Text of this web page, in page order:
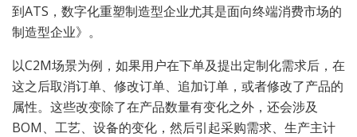
到ATS，数字化重塑制造型企业尤其是面向终端消费市场的
制造型企业》。
以C2M场景为例，如果用户在下单及提出定制化需求后，在
这之后取消订单、修改订单、追加订单，或者修改了产品的
属性。这些改变除了在产品数量有变化之外，还会涉及
BOM、工艺、设备的变化，然后引起采购需求、生产主计